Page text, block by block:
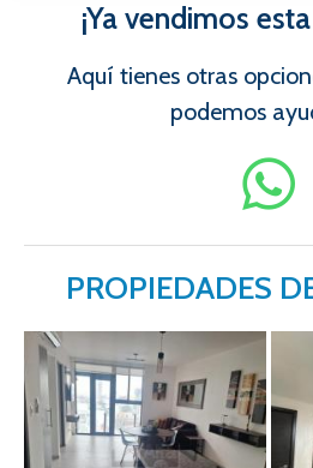
¡Ya vendimos
Aquí tienes otras
podemos
PROPIEDADES